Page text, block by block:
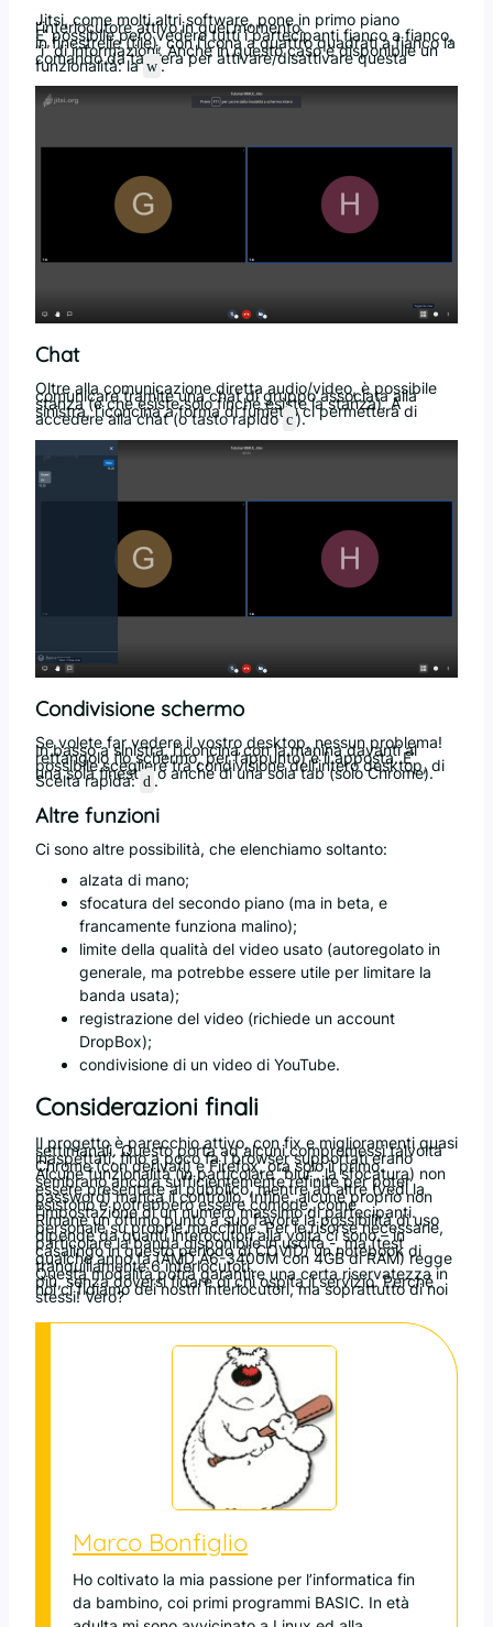
Jitsi, come molti altri software, pone in primo piano
l’interlocutore attivo in quel momento.
E’ possibile però vedere tutti i partecipanti fianco a fianco,
in finestrelle (tile), con l’icona a quattro quadrati a fianco la
“i” di informazioni. Anche in questo caso è disponibile un
comando da tastiera per attivare/disattivare questa
funzionalità: law.
Chat
Oltre alla comunicazione diretta audio/video, è possibile
comunicare tramite una chat di gruppo associata alla
stanza (e che esiste solo finché esiste la stanza). A
sinistra, l’iconcina a forma di fumetto ci permetterà di
accedere alla chat (o tasto rapidoc).
Condivisione schermo
Se volete far vedere il vostro desktop, nessun problema!
In basso a sinistra, l’iconcina con la manina davanti al
rettangolo (lo schermo, per l’appunto) è lì apposta. E’
possibile scegliere tra condivisione dell’intero desktop, di
una sola finestra o anche di una sola tab (solo Chrome).
Scelta rapida: d .
Altre funzioni
Ci sono altre possibilità, che elenchiamo soltanto:
alzata di mano;
sfocatura del secondo piano (ma in beta, e
francamente funziona malino);
limite della qualità del video usato (autoregolato in
generale, ma potrebbe essere utile per limitare la
banda usata);
registrazione del video (richiede un account
DropBox);
condivisione di un video di YouTube.
Considerazioni finali
Il progetto è parecchio attivo, con fix e miglioramenti quasi
settimanali. Questo porta ad alcuni compromessi talvolta
inaspettati: fino a poco fa i browser supportati erano
Chrome (con derivati) e Firefox, ora solo il primo.
Alcune funzionalità (in particolare “blur”, la sfocatura) non
sembrano ancora sufficientemente refinite per poter
essere presentate al pubblico, mentre ad altre (vedi la
password) manca il controllo. Infine, alcune proprio non
esistono e potrebbero essere comode, come
l’impostazione di un numero massimo di partecipanti.
Rimane un ottimo punto a suo favore la possibilità di uso
personale su proprie macchine. Per le risorse necessarie,
dipende da quanti interocutori alla volta ci sono – in
particolare la banda disponibile in uscita -, ma (test
casalingo in questo periodo di COVID) un notebook di
qualche anno fa (AMD A6-3400M con 4GB di RAM) regge
tranquillamente 6 interlocutori.
Questa modalità potrà garantire una certa riservatezza in
più, senza doversi fidare di chi ospita il servizio. Perché
noi ci fidiamo dei nostri interlocutori, ma soprattutto di noi
stessi! Vero?
Marco Bonfiglio
Ho coltivato la mia passione per l’informatica fin
da bambino, coi primi programmi BASIC. In età